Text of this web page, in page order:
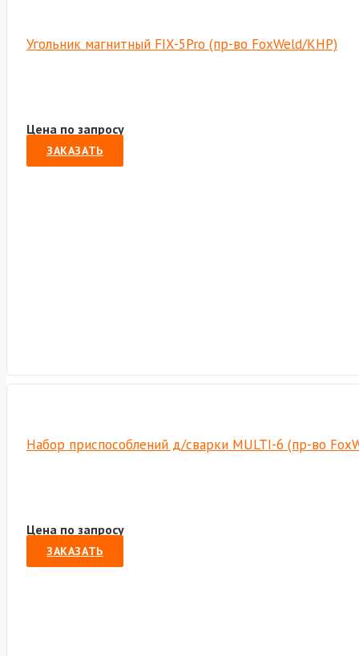
Угольник магнитный FIX-5Pro (пр-во FoxWeld/КНР)
Цена по запросу
ЗАКАЗАТЬ
Набор приспособлений д/сварки MULTI-6 (пр-во
Цена по запросу
ЗАКАЗАТЬ